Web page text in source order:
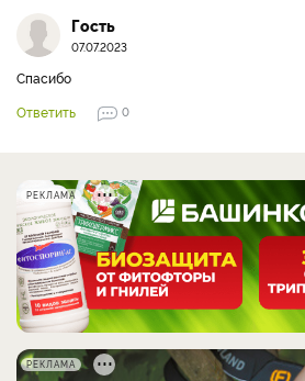
Гость
07.07.2023
Спасибо
Ответить
0
РЕКЛАМА
РЕКЛАМА